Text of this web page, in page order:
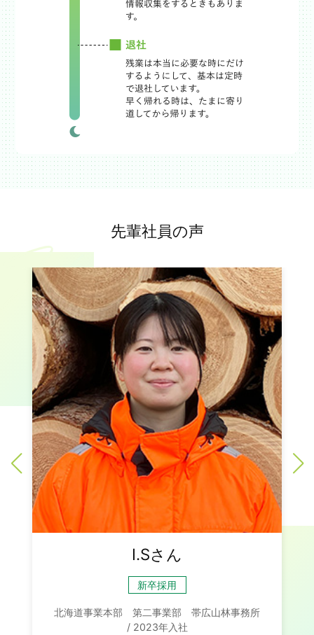
先輩社員の声
I.Sさん
新卒採用
北海道事業本部 第二事業部 帯広山林事務所
/ 2023年入社